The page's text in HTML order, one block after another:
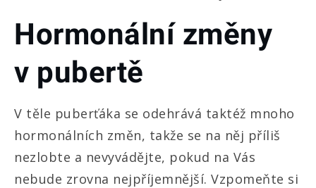
Hormonální změny
v pubertě
V těle puberťáka se odehrává taktéž mnoho
hormonálních změn, takže se na něj příliš
nezlobte a nevyvádějte, pokud na Vás
nebude zrovna nejpříjemnější. Vzpomeňte si